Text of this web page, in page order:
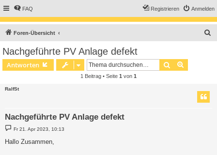
FAQ Anmelden
Registrieren
Foren-Übersicht
Nachgeführte PV Anlage defekt
Antworten Suche
1 Beitrag • Seite 1 von 1
RalfSt
Nachgeführte PV Anlage defekt
B
e
i
t
Fr 21. Apr 2023, 10:13
Hallo Zusammen,